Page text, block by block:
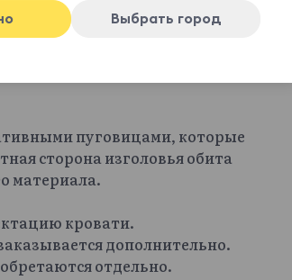
пуговицами, которые
сторона изголовья обита
материала.
кровати.
дополнительно.
отдельно.
Выбрать город